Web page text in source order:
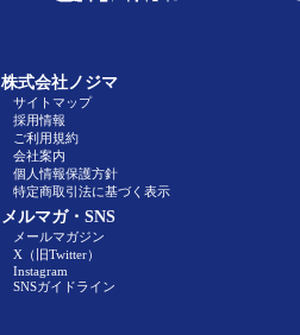
株式会社ノジマ
サイトマップ
採用情報
ご利用規約
会社案内
個人情報保護方針
特定商取引法に基づく表示
メルマガ・SNS
メールマガジン
X（旧Twitter）
Instagram
SNSガイドライン